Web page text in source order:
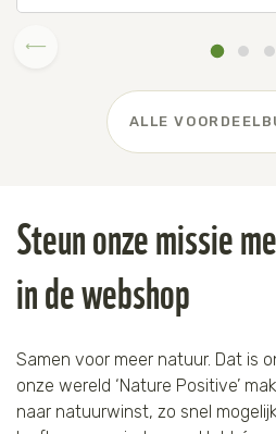
ALLE
Steun onze missie
in de webshop
Samen voor meer natuur. Dat is
onze wereld ‘Nature Positive’
naar natuurwinst, zo snel